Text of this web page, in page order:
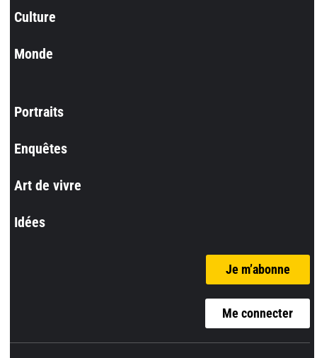
Culture
Monde
Portraits
Enquêtes
Art de vivre
Idées
Je m’abonne
Me connecter